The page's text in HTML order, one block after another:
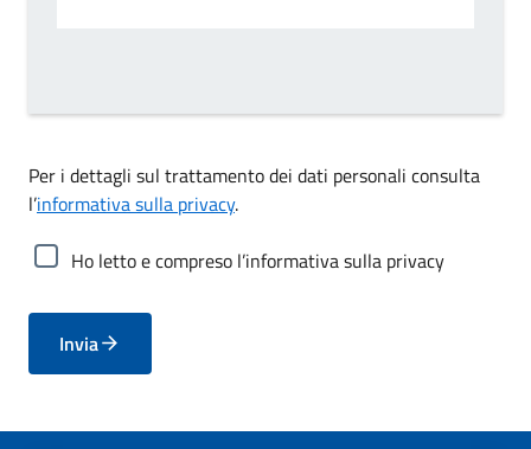
Per i dettagli sul trattamento dei dati personali consulta
l’informativa sulla privacy.
Ho letto e compreso l’informativa sulla privacy
Invia